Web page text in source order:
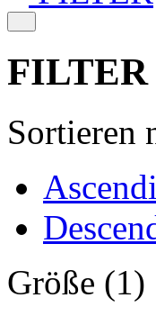
FILTER
Sortieren
Größe (1)